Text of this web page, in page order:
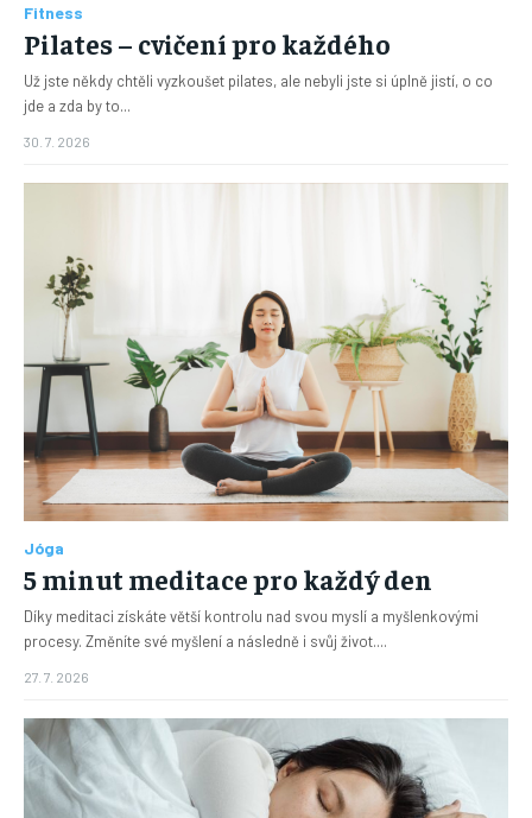
Fitness
Pilates – cvičení pro každého
Už jste někdy chtěli vyzkoušet pilates, ale nebyli jste si úplně jistí, o co
jde a zda by to...
30. 7. 2026
Jóga
5 minut meditace pro každý den
Díky meditaci získáte větší kontrolu nad svou myslí a myšlenkovými
procesy. Změníte své myšlení a následně i svůj život....
27. 7. 2026